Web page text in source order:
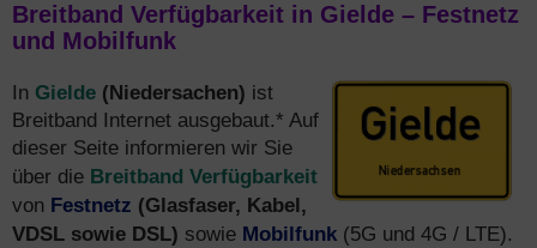
Breitband Verfügbarkeit in Gielde – Festnetz
und Mobilfunk
In Gielde (Niedersachen) ist
Breitband Internet ausgebaut.* Auf
dieser Seite informieren wir Sie
über die Breitband Verfügbarkeit
von Festnetz (Glasfaser, Kabel,
VDSL sowie DSL) sowie Mobilfunk (5G und 4G / LTE).